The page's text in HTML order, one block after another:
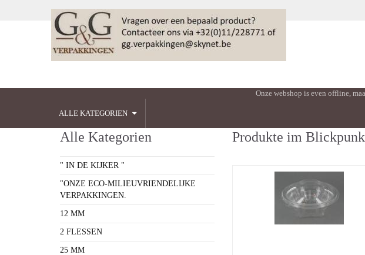
Onze webshop is even offline,
ALLE KATEGORIEN
Alle Kategorien
" IN DE KIJKER "
"ONZE ECO-MILIEUVRIENDELIJKE
VERPAKKINGEN.
12 MM
2 FLESSEN
25 MM
Produkte im